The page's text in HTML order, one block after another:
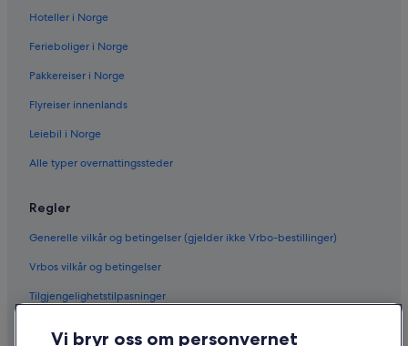
Hoteller i Norge
Ferieboliger i Norge
Pakkereiser i Norge
Flyreiser innenlands
Leiebil i Norge
Alle typer overnattingssteder
Regler
Generelle vilkår og betingelser (gjelder ikke Vrbo-bestillinger)
Vrbos vilkår og betingelser
Tilgjengelighetstilpasninger
Vi bryr oss om personvernet